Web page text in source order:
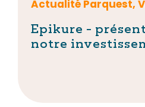
Actualité Parquest,
Epikure -
notre